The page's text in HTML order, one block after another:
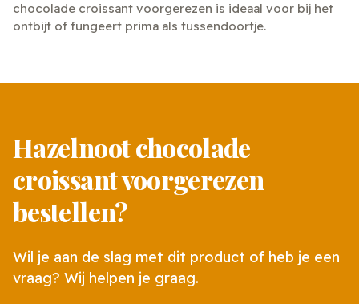
chocolade croissant voorgerezen is ideaal voor bij het
ontbijt of fungeert prima als tussendoortje.
Hazelnoot chocolade
croissant voorgerezen
bestellen?
Wil je aan de slag met dit product of heb je een
vraag? Wij helpen je graag.